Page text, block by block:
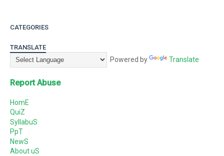
CATEGORIES
TRANSLATE
Powered by Translate
Report Abuse
HomE
QuiZ
SyllabuS
PpT
NewS
About uS